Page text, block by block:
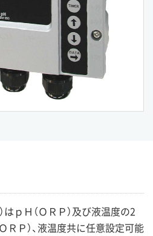
ｐＨ（ＯＲＰ）及び液温度の2
ＲＰ）、液温度共に任意設定可能